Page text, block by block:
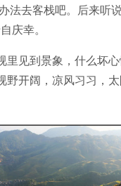
法去客栈吧。后来听
庆幸。
见到景象，什么坏
开阔，凉风习习，太